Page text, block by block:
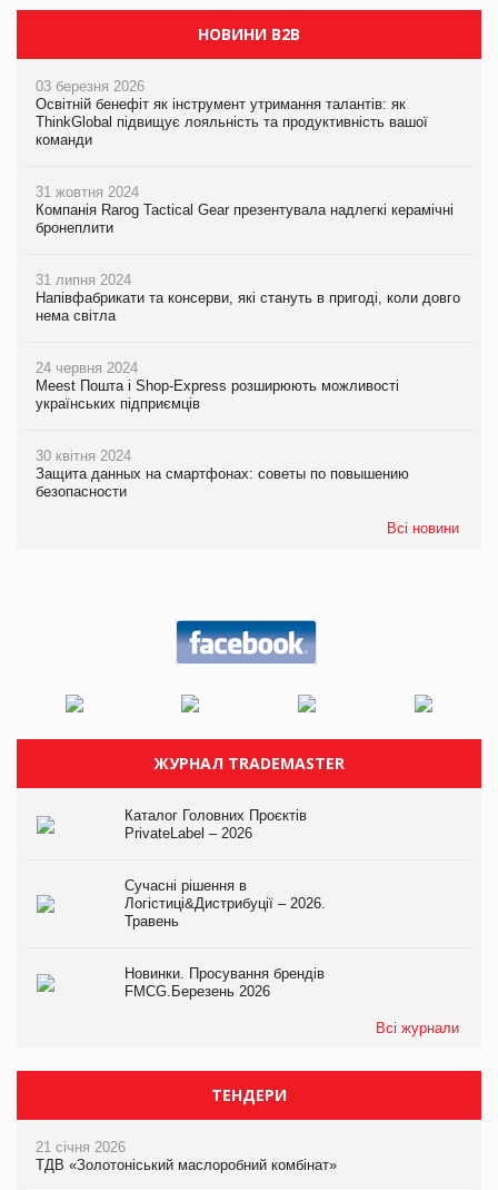
НОВИНИ B2B
03 березня 2026
Освітній бенефіт як інструмент утримання талантів: як
ThinkGlobal підвищує лояльність та продуктивність вашої
команди
31 жовтня 2024
Компанія Rarog Tactical Gear презентувала надлегкі керамічні
бронеплити
31 липня 2024
Напівфабрикати та консерви, які стануть в пригоді, коли довго
нема світла
24 червня 2024
Meest Пошта і Shop-Express розширюють можливості
українських підприємців
30 квітня 2024
Защита данных на смартфонах: советы по повышению
безопасности
Всі новини
ЖУРНАЛ TRADEMASTER
Каталог Головних Проєктів
PrivateLabel – 2026
Сучасні рішення в
Логістиці&Дистрибуції – 2026.
Травень
Новинки. Просування брендів
FMCG.Березень 2026
Всі журнали
ТЕНДЕРИ
21 січня 2026
ТДВ «Золотоніський маслоробний комбінат»